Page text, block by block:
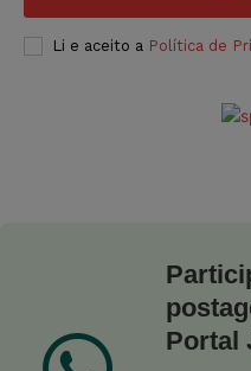
Li e aceito a Política de
Portal